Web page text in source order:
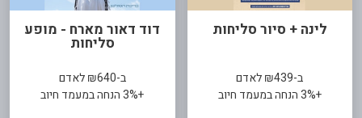
לינה + סיור סליחות
ב-₪439 לאדם
+3% הנחה במעמד חיוב
דוד דאור מארח - מופע
סליחות
ב-₪640 לאדם
+3% הנחה במעמד חיוב